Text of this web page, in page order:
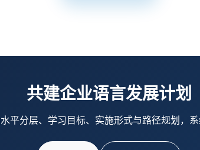
共建企业语言发展计划
平分层、学习目标、实施形式与路径规划，系